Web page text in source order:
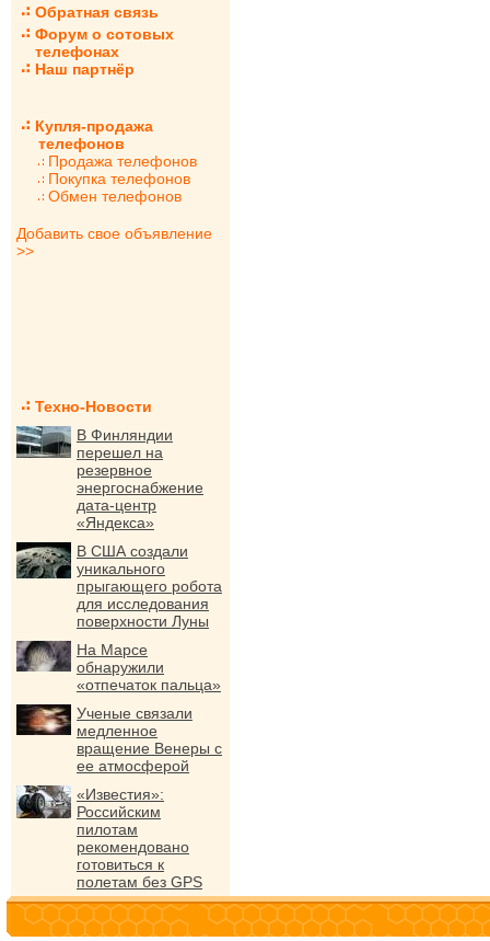
Обратная связь
Форум о сотовых
телефонах
Наш партнёр
Купля-продажа
телефонов
Продажа телефонов
Покупка телефонов
Обмен телефонов
Добавить свое объявление
>>
Техно-Новости
В Финляндии
перешел на
резервное
энергоснабжение
дата-центр
«Яндекса»
В США создали
уникального
прыгающего робота
для исследования
поверхности Луны
На Марсе
обнаружили
«отпечаток пальца»
Ученые связали
медленное
вращение Венеры с
ее атмосферой
«Известия»:
Российским
пилотам
рекомендовано
готовиться к
полетам без GPS